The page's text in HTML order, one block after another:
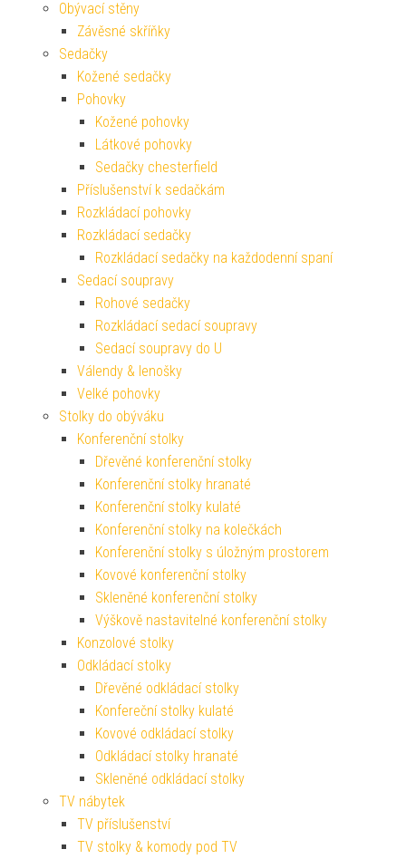
Obývací stěny
Závěsné skříňky
Sedačky
Kožené sedačky
Pohovky
Kožené pohovky
Látkové pohovky
Sedačky chesterfield
Příslušenství k sedačkám
Rozkládací pohovky
Rozkládací sedačky
Rozkládací sedačky na každodenní spaní
Sedací soupravy
Rohové sedačky
Rozkládací sedací soupravy
Sedací soupravy do U
Válendy & lenošky
Velké pohovky
Stolky do obýváku
Konferenční stolky
Dřevěné konferenční stolky
Konferenční stolky hranaté
Konferenční stolky kulaté
Konferenční stolky na kolečkách
Konferenční stolky s úložným prostorem
Kovové konferenční stolky
Skleněné konferenční stolky
Výškově nastavitelné konferenční stolky
Konzolové stolky
Odkládací stolky
Dřevěné odkládací stolky
Konfereční stolky kulaté
Kovové odkládací stolky
Odkládací stolky hranaté
Skleněné odkládací stolky
TV nábytek
TV příslušenství
TV stolky & komody pod TV